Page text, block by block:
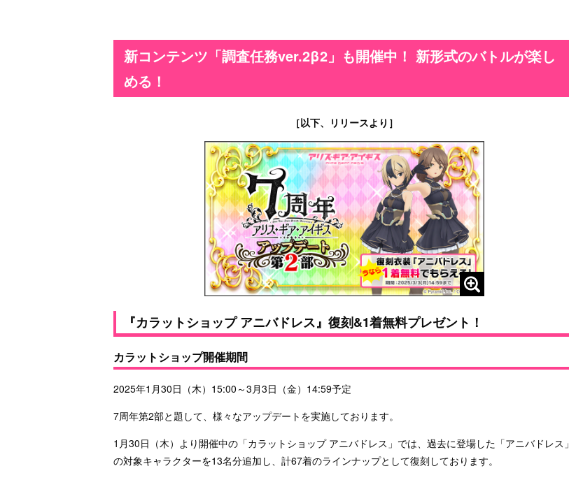
新コンテンツ「調査任務ver.2β2」も開催中！ 新形式のバトルが楽し
める！
［以下、リリースより］
『カラットショップ アニバドレス』復刻&1着無料プレゼント！
カラットショップ開催期間
2025年1月30日（木）15:00～3月3日（金）14:59予定
7周年第2部と題して、様々なアップデートを実施しております。
1月30日（木）より開催中の「カラットショップ アニバドレス」では、過去に登場した「アニバドレス」
の対象キャラクターを13名分追加し、計67着のラインナップとして復刻しております。